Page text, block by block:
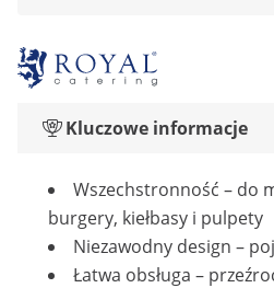
Kluczowe informacje
Wszechstronność – do
burgery, kiełbasy i pulpety
Niezawodny design –
Łatwa obsługa –